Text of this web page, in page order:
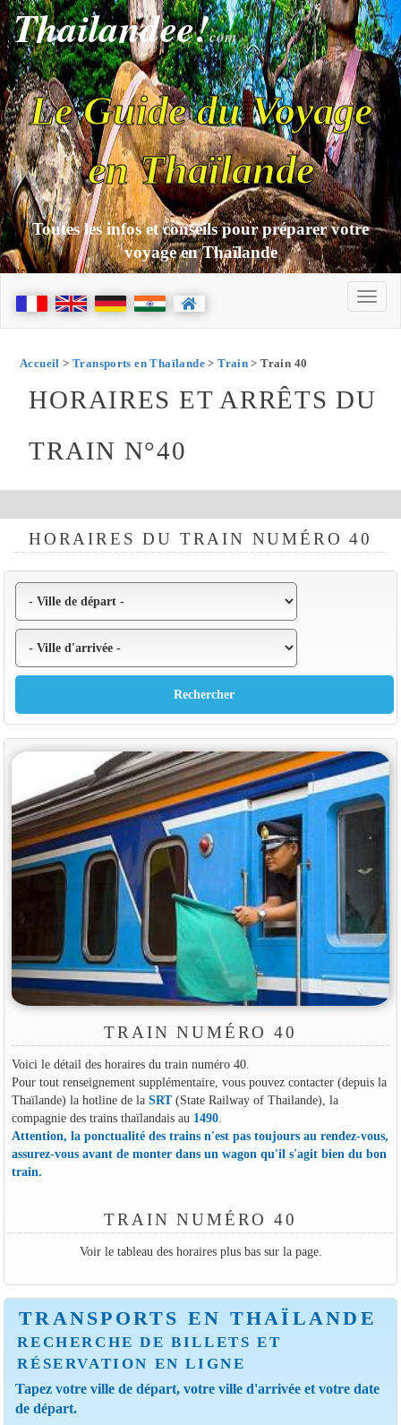
Thailandee!com
Le Guide du Voyage
en Thaïlande
Toutes les infos et conseils pour préparer votre
voyage en Thaïlande
Accueil > Transports en Thaïlande>Train > Train 40
HORAIRES ET ARRÊTS DU
TRAIN N°40
HORAIRES DU TRAIN NUMÉRO 40
TRAIN NUMÉRO 40
Voici le détail des horaires du train numéro 40.
Pour tout renseignement supplémentaire, vous pouvez contacter (depuis la
Thaïlande) la hotline de la SRT(State Railway of Thailande), la
compagnie des trains thaïlandais au 1490.
Attention, la ponctualité des trains n'est pas toujours au rendez-vous,
assurez-vous avant de monter dans un wagon qu'il s'agit bien du bon
train.
TRAIN NUMÉRO 40
Voir le tableau des horaires plus bas sur la page.
TRANSPORTS EN THAÏLANDE
RECHERCHE DE BILLETS ET
RÉSERVATION EN LIGNE
Tapez votre ville de départ, votre ville d'arrivée et votre date
de départ.